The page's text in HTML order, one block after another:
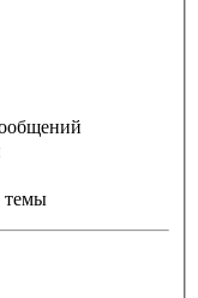
темы